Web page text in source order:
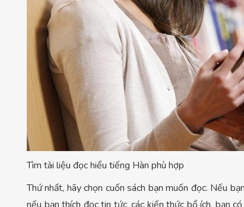
Tìm tài liệu đọc hiểu tiếng Hàn phù hợp
Thứ nhất, hãy chọn cuốn sách bạn muốn đọc. Nếu
nếu bạn thích đọc tin tức, các kiến thức bổ ích, bạn